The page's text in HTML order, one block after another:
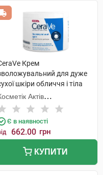
Крем
для дуже
шкіри обличчя і тіла
г 1 банка
Актів
Є в наявності
662.00 грн
КУПИТИ